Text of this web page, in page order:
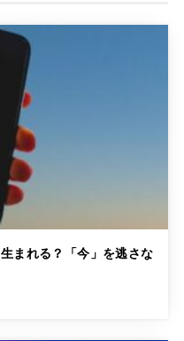
まれる？「今」を逃さな